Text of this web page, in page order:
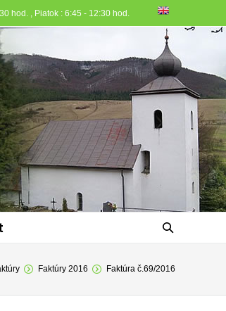
hod. , Piatok : 6:45 - 12:30 hod.
Faktúry 2016 Faktúra č.69/2016